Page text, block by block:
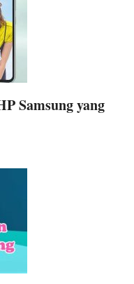
Samsung yang